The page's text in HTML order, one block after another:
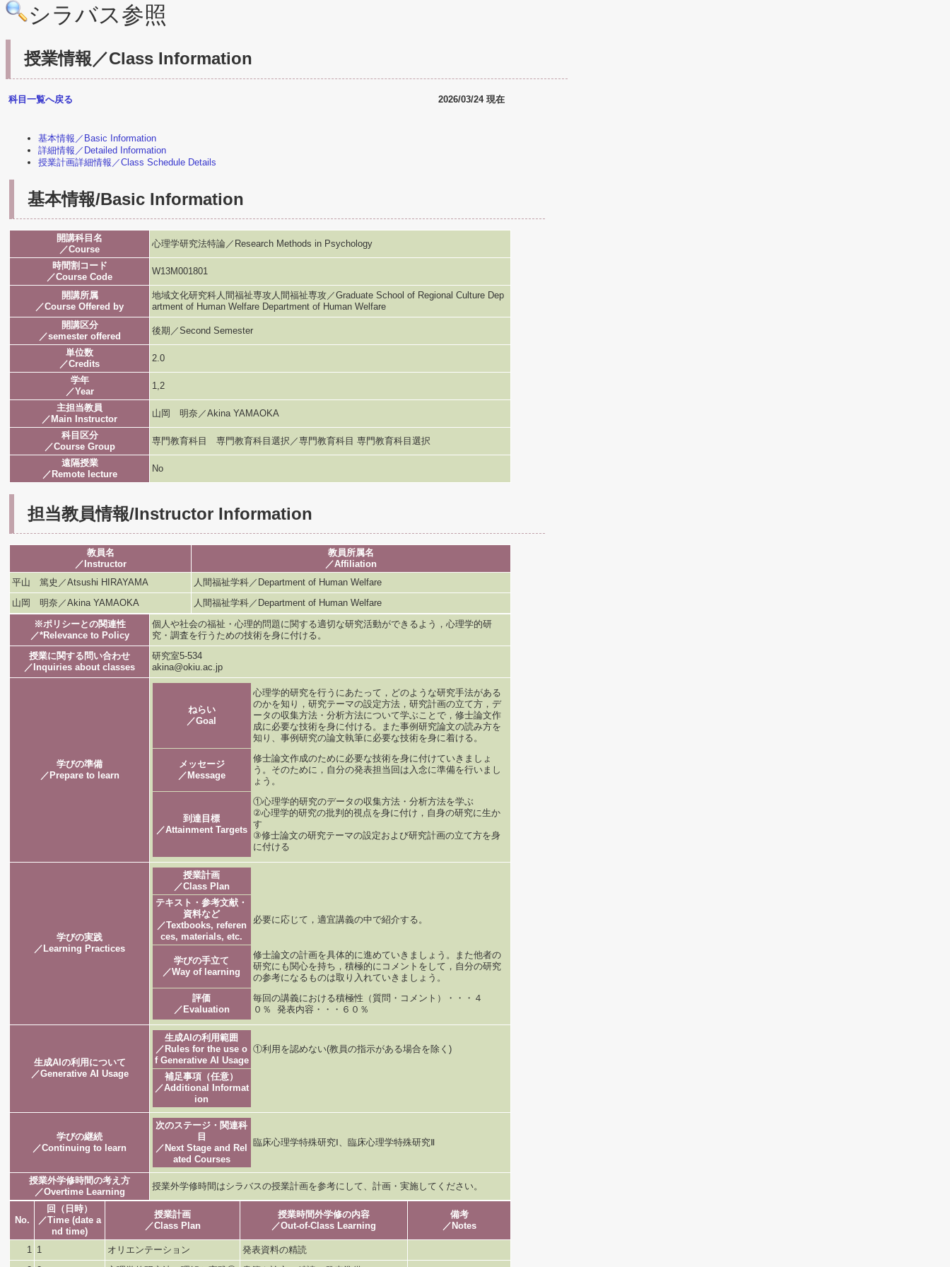
シラバス参照
授業情報／Class Information
科目一覧へ戻る 2026/03/24 現在
基本情報／Basic Information
詳細情報／Detailed Information
授業計画詳細情報／Class Schedule Details
基本情報/Basic Information
開講科目名
／Course
心理学研究法特論／Research Methods in Psychology
時間割コード
／Course Code
W13M001801
開講所属
／Course Offered by
地域文化研究科人間福祉専攻人間福祉専攻／Graduate School of Regional Culture Dep
artment of Human Welfare Department of Human Welfare
開講区分
／semester offered
後期／Second Semester
単位数
／Credits
2.0
学年
／Year
1,2
主担当教員
／Main Instructor
山岡 明奈／Akina YAMAOKA
科目区分
／Course Group
専門教育科目 専門教育科目選択／専門教育科目 専門教育科目選択
遠隔授業
／Remote lecture
No
担当教員情報/Instructor Information
教員名
／Instructor
教員所属名
／Affiliation
平山 篤史／Atsushi HIRAYAMA
人間福祉学科／Department of Human Welfare
山岡 明奈／Akina YAMAOKA
人間福祉学科／Department of Human Welfare
※ポリシーとの関連性
／*Relevance to Policy
個人や社会の福祉・心理的問題に関する適切な研究活動ができるよう，心理学的研
究・調査を行うための技術を身に付ける。
授業に関する問い合わせ
／Inquiries about classes
研究室5-534
akina@okiu.ac.jp
学びの準備
／Prepare to learn
ねらい
／Goal
心理学的研究を行うにあたって，どのような研究手法がある
のかを知り，研究テーマの設定方法，研究計画の立て方，デ
ータの収集方法・分析方法について学ぶことで，修士論文作
成に必要な技術を身に付ける。また事例研究論文の読み方を
知り、事例研究の論文執筆に必要な技術を身に着ける。
メッセージ
／Message
修士論文作成のために必要な技術を身に付けていきましょ
う。そのために，自分の発表担当回は入念に準備を行いまし
ょう。
到達目標
／Attainment Targets
①心理学的研究のデータの収集方法・分析方法を学ぶ
②心理学的研究の批判的視点を身に付け，自身の研究に生か
す
③修士論文の研究テーマの設定および研究計画の立て方を身
に付ける
学びの実践
／Learning Practices
授業計画
／Class Plan
テキスト・参考文献・
資料など
／Textbooks, referen
ces, materials, etc.
必要に応じて，適宜講義の中で紹介する。
学びの手立て
／Way of learning
修士論文の計画を具体的に進めていきましょう。また他者の
研究にも関心を持ち，積極的にコメントをして，自分の研究
の参考になるものは取り入れていきましょう。
評価
／Evaluation
毎回の講義における積極性（質問・コメント）・・・４
０％ 発表内容・・・６０％
生成AIの利用について
／Generative AI Usage
生成AIの利用範囲
／Rules for the use o
f Generative AI Usage
①利用を認めない(教員の指示がある場合を除く)
補足事項（任意）
／Additional Informat
ion
学びの継続
／Continuing to learn
次のステージ・関連科
目
／Next Stage and Rel
ated Courses
臨床心理学特殊研究Ⅰ、臨床心理学特殊研究Ⅱ
授業外学修時間の考え方
／Overtime Learning
授業外学修時間はシラバスの授業計画を参考にして、計画・実施してください。
No.
回（日時）
／Time (date a
nd time)
授業計画
／Class Plan
授業時間外学修の内容
／Out-of-Class Learning
備考
／Notes
1 1 オリエンテーション
発表資料の精読